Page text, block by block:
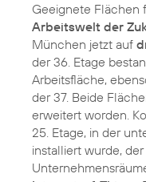
Geeignete Flächen
Arbeitswelt der
München jetzt auf
der 36. Etage
Arbeitsfläche,
der 37. Beide
erweitert worden.
25. Etage, in der
installiert wurde,